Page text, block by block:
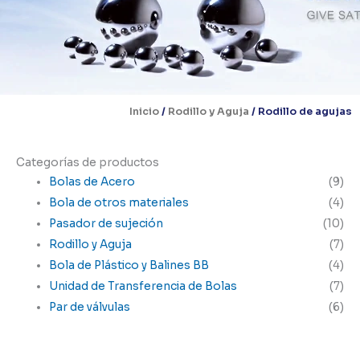
Inicio/ Rodillo y Aguja / Rodillo de agujas
Categorías de productos
Bolas de Acero
(9)
Bola de otros materiales
(4)
Pasador de sujeción
(10)
Rodillo y Aguja
(7)
Bola de Plástico y Balines BB
(4)
Unidad de Transferencia de Bolas
(7)
Par de válvulas
(6)